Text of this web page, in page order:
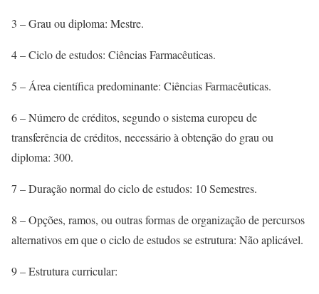
3 – Grau ou diploma: Mestre.
4 – Ciclo de estudos: Ciências Farmacêuticas.
5 – Área científica predominante: Ciências Farmacêuticas.
6 – Número de créditos, segundo o sistema europeu de
transferência de créditos, necessário à obtenção do grau ou
diploma: 300.
7 – Duração normal do ciclo de estudos: 10 Semestres.
8 – Opções, ramos, ou outras formas de organização de percursos
alternativos em que o ciclo de estudos se estrutura: Não aplicável.
9 – Estrutura curricular: